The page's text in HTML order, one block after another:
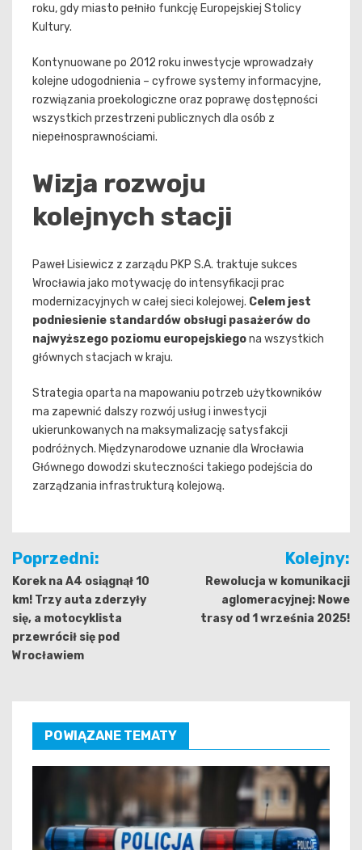
roku, gdy miasto pełniło funkcję Europejskiej Stolicy
Kultury.
Kontynuowane po 2012 roku inwestycje wprowadzały
kolejne udogodnienia – cyfrowe systemy informacyjne,
rozwiązania proekologiczne oraz poprawę dostępności
wszystkich przestrzeni publicznych dla osób z
niepełnosprawnościami.
Wizja rozwoju
kolejnych stacji
Paweł Lisiewicz z zarządu PKP S.A. traktuje sukces
Wrocławia jako motywację do intensyfikacji prac
modernizacyjnych w całej sieci kolejowej. Celem jest
podniesienie standardów obsługi pasażerów do
najwyższego poziomu europejskiegona wszystkich
głównych stacjach w kraju.
Strategia oparta na mapowaniu potrzeb użytkowników
ma zapewnić dalszy rozwój usług i inwestycji
ukierunkowanych na maksymalizację satysfakcji
podróżnych. Międzynarodowe uznanie dla Wrocławia
Głównego dowodzi skuteczności takiego podejścia do
zarządzania infrastrukturą kolejową.
Nawigacja
wpisu
Poprzedni:
Korek na A4 osiągnął 10
km! Trzy auta zderzyły
się, a motocyklista
przewrócił się pod
Wrocławiem
Kolejny:
Rewolucja w komunikacji
aglomeracyjnej: Nowe
trasy od 1 września 2025!
POWIĄZANE TEMATY